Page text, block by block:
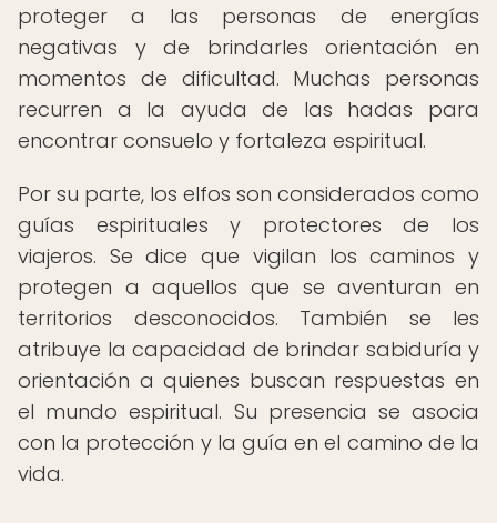
proteger a las personas de energías
negativas y de brindarles orientación en
momentos de dificultad. Muchas personas
recurren a la ayuda de las hadas para
encontrar consuelo y fortaleza espiritual.
Por su parte, los elfos son considerados como
guías espirituales y protectores de los
viajeros. Se dice que vigilan los caminos y
protegen a aquellos que se aventuran en
territorios desconocidos. También se les
atribuye la capacidad de brindar sabiduría y
orientación a quienes buscan respuestas en
el mundo espiritual. Su presencia se asocia
con la protección y la guía en el camino de la
vida.